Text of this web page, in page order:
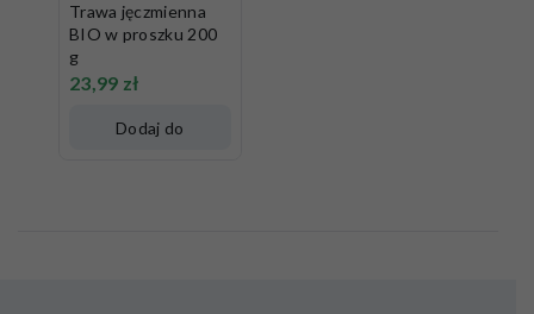
Trawa jęczmienna
BIO w proszku 200
g
23,99 zł
Dodaj do